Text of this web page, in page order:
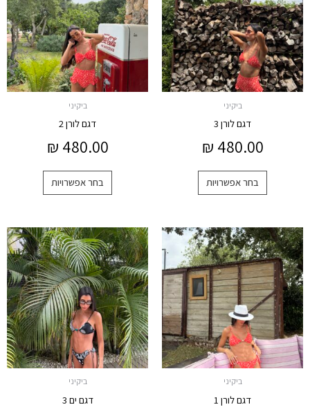
ביקיני
דגם לורן 3
₪ 480.00
בחר אפשרויות
מספר
סוגים.
ניתן
לבחור
את
האפשרויות
ביקיני
דגם לורן 2
₪ 480.00
בחר אפשרויות
מספר
סוגים.
ניתן
לבחור
את
האפשרויות
ביקיני
דגם לורן 1
למוצר
זה
יש
מספר
סוגים.
ניתן
לבחור
את
האפשרויות
ביקיני
דגם ים 3
למוצר
זה
יש
מספר
סוגים.
ניתן
לבחור
את
האפשרויות